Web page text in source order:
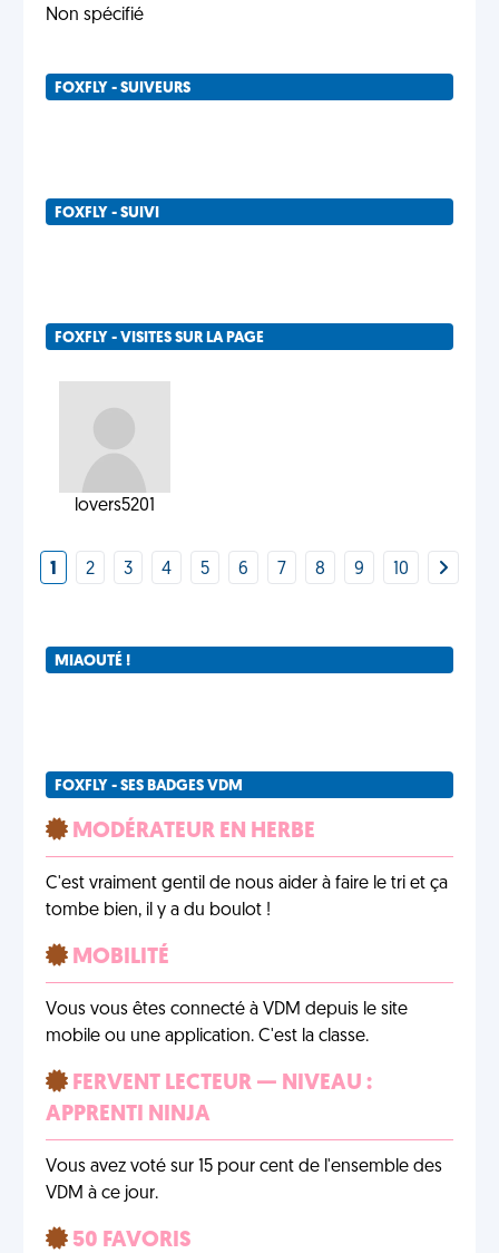
Non spécifié
FOXFLY - SUIVEURS
FOXFLY - SUIVI
FOXFLY - VISITES SUR LA PAGE
lovers5201
1 2 3 4 5 6 7 8 9 10
MIAOUTÉ !
FOXFLY - SES BADGES VDM
MODÉRATEUR EN HERBE
C'est vraiment gentil de nous aider à faire le tri et ça
tombe bien, il y a du boulot !
MOBILITÉ
Vous vous êtes connecté à VDM depuis le site
mobile ou une application. C'est la classe.
FERVENT LECTEUR — NIVEAU :
APPRENTI NINJA
Vous avez voté sur 15 pour cent de l'ensemble des
VDM à ce jour.
50 FAVORIS